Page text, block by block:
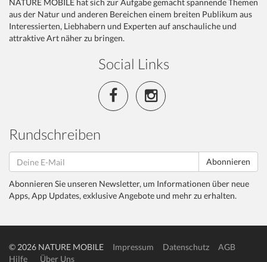
NATURE MOBILE hat sich zur Aufgabe gemacht spannende Themen
aus der Natur und anderen Bereichen einem breiten Publikum aus
Interessierten, Liebhabern und Experten auf anschauliche und
attraktive Art näher zu bringen.
Social Links
Rundschreiben
Abonnieren
Abonnieren Sie unseren Newsletter, um Informationen über neue
Apps, App Updates, exklusive Angebote und mehr zu erhalten.
© 2026 NATURE MOBILE Impressum Datenschutz
AGB
Hilfe
Über Uns